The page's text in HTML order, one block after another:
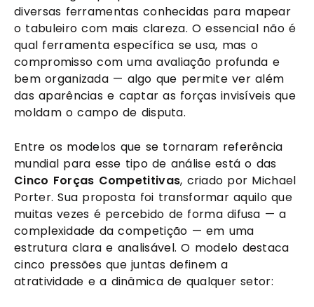
diversas ferramentas conhecidas para mapear
o tabuleiro com mais clareza. O essencial não é
qual ferramenta específica se usa, mas o
compromisso com uma avaliação profunda e
bem organizada — algo que permite ver além
das aparências e captar as forças invisíveis que
moldam o campo de disputa.
Entre os modelos que se tornaram referência
mundial para esse tipo de análise está o das
Cinco Forças Competitivas, criado por Michael
Porter. Sua proposta foi transformar aquilo que
muitas vezes é percebido de forma difusa — a
complexidade da competição — em uma
estrutura clara e analisável. O modelo destaca
cinco pressões que juntas definem a
atratividade e a dinâmica de qualquer setor: